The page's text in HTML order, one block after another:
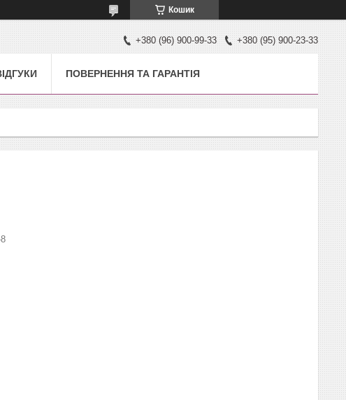
Кошик
+380 (96) 900-99-33 +380 (95) 900-23-33
ПОВЕРНЕННЯ ТА ГАРАНТІЯ